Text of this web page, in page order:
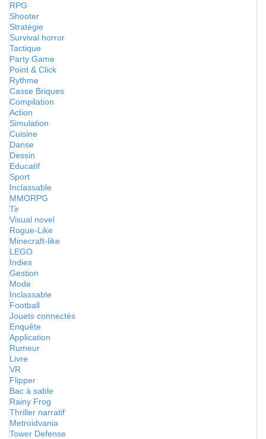
RPG
Shooter
Stratégie
Survival horror
Tactique
Party Game
Point & Click
Rythme
Casse Briques
Compilation
Action
Simulation
Cuisine
Danse
Dessin
Educatif
Sport
Inclassable
MMORPG
Tir
Visual novel
Rogue-Like
Minecraft-like
LEGO
Indies
Gestion
Mode
Inclassable
Football
Jouets connectés
Enquête
Application
Rumeur
Livre
VR
Flipper
Bac à sable
Rainy Frog
Thriller narratif
Metroidvania
Tower Defense